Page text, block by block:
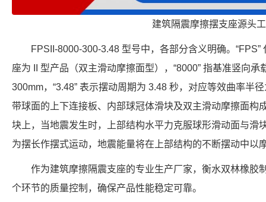
建筑隔震摩擦摆支座源头
FPSII-8000-300-3.48 型号中，各部分含义明确。“FPS”
座为 II 型产品（双主滑动摩擦面型），“8000” 指基准竖向承
300mm，“3.48” 表示摆动周期为 3.48 秒，对应等效曲率半
带球面的上下连接板、内部球冠体滑块及双主滑动摩擦面构
块上，当地震发生时，上部结构水平力克服球形滑动面与滑
为摆长作摆式运动，地震能量将在上部结构的不断摆动中以
作为建筑摩擦隔震支座的专业生产厂家，衡水双林橡胶
个环节的质量控制，确保产品性能稳定可靠。